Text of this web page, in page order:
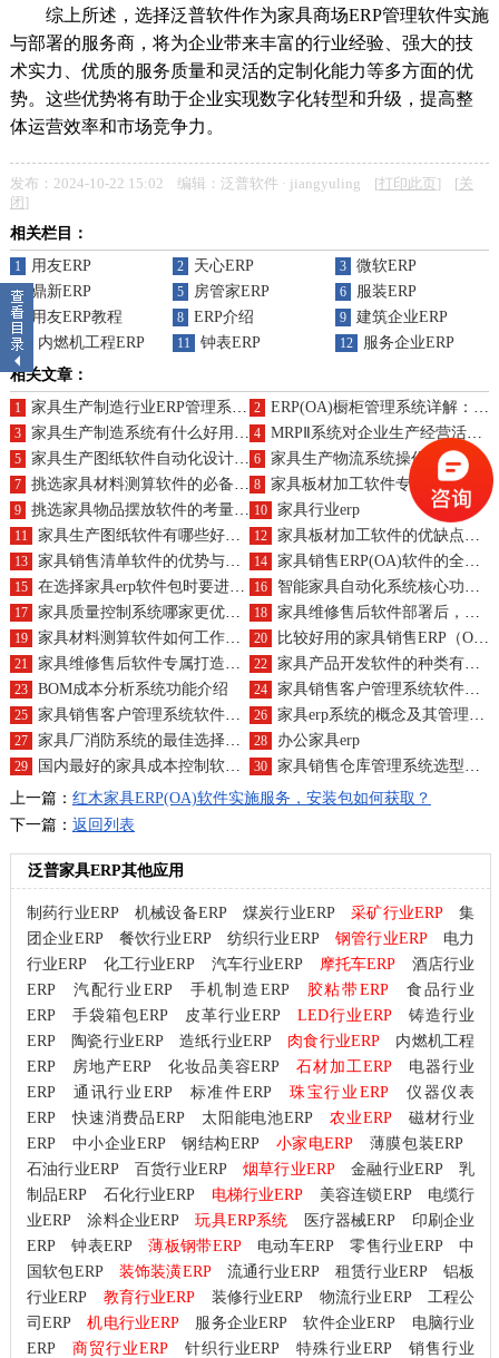
综上所述，选择泛普软件作为家具商场ERP管理软件实施
与部署的服务商，将为企业带来丰富的行业经验、强大的技
术实力、优质的服务质量和灵活的定制化能力等多方面的优
势。这些优势将有助于企业实现数字化转型和升级，提高整
体运营效率和市场竞争力。
发布：2024-10-22 15:02 编辑：泛普软件 · jiangyuling [打印此页] [关
闭 ]
相关栏目：
1 用友ERP 2 天心ERP 3 微软ERP
4 鼎新ERP 5 房管家ERP 6 服装ERP
7 用友ERP教程 8 ERP介绍 9 建筑企业ERP
10 内燃机工程ERP 11 钟表ERP 12
服务企业ERP
相关文章：
1 家具生产制造行业ERP管理系统功能概述 2 ERP(OA)橱柜管理系统详解：如何提升管理效率与效益？
3 家具生产制造系统有什么好用的?多少钱一年? 4 MRPⅡ系统对企业生产经营活动的影响
5 家具生产图纸软件自动化设计优势有哪些？ 6 家具生产物流系统操作指南，升级方案提升物流效率
7 挑选家具材料测算软件的必备标准与详细功能介绍 8 家具板材加工软件专属定制报价?二次开发平台选择?
9 挑选家具物品摆放软件的考量标准？各功能模块深度解析 10 家具行业erp
11 家具生产图纸软件有哪些好用的?多少费用? 12 家具板材加工软件的优缺点及核心功能解析
13 家具销售清单软件的优势与独特功能亮点有哪些？ 14 家具销售ERP(OA)软件的全面评估：优缺点与功能特色
15 在选择家具erp软件包时要进行充分的调查 16 智能家具自动化系统核心功能揭秘，如何赋能家具制造？
17 家具质量控制系统哪家更优越？订购决策全攻略 18 家具维修售后软件部署后，对企业运营有哪些具体影响？
19 家具材料测算软件如何工作？对企业决策有何帮助？ 20 比较好用的家具销售ERP（OA）跟单系统?多少钱?
21 家具维修售后软件专属打造与开发环境配置？ 22 家具产品开发软件的种类有哪些？作用概览
23 BOM成本分析系统功能介绍 24 家具销售客户管理系统软件定制化策略与开发环境要求？
25 家具销售客户管理系统软件甄选标准：涵盖哪些核心模块？ 26 家具erp系统的概念及其管理思想
27 家具厂消防系统的最佳选择是哪个？如何挑选与入手？ 28 办公家具erp
29 国内最好的家具成本控制软件？开发费用？ 30
家具销售仓库管理系统选型指南：五大关键模块揭秘
上一篇： 红木家具ERP(OA)软件实施服务，安装包如何获取？
下一篇： 返回列表
泛普家具ERP其他应用
制药行业ERP 机械设备ERP 煤炭行业ERP 采矿行业ERP
集
团企业ERP
餐饮行业ERP 纺织行业ERP 钢管行业ERP
电力
行业ERP
化工行业ERP 汽车行业ERP 摩托车ERP
酒店行业
ERP
汽配行业ERP 手机制造ERP 胶粘带ERP
食品行业
ERP
手袋箱包ERP 皮革行业ERP LED行业ERP
铸造行业
ERP
陶瓷行业ERP 造纸行业ERP 肉食行业ERP
内燃机工程
ERP
房地产ERP 化妆品美容ERP 石材加工ERP
电器行业
ERP
通讯行业ERP 标准件ERP 珠宝行业ERP
仪器仪表
ERP
快速消费品ERP 太阳能电池ERP 农业ERP
磁材行业
ERP
中小企业ERP 钢结构ERP 小家电ERP
薄膜包装ERP
石油行业ERP
百货行业ERP 烟草行业ERP 金融行业ERP
乳
制品ERP
石化行业ERP 电梯行业ERP 美容连锁ERP
电缆行
业ERP
涂料企业ERP 玩具ERP系统 医疗器械ERP
印刷企业
ERP
钟表ERP 薄板钢带ERP 电动车ERP 零售行业ERP
中
国软包ERP
装饰装潢ERP 流通行业ERP 租赁行业ERP
铝板
行业ERP
教育行业ERP 装修行业ERP 物流行业ERP
工程公
司ERP
机电行业ERP 服务企业ERP 软件企业ERP
电脑行业
ERP
商贸行业ERP 针织行业ERP 特殊行业ERP
销售行业